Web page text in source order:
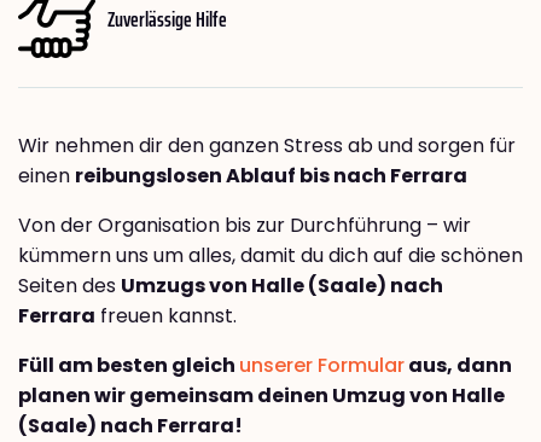
Zuverlässige Hilfe
Wir nehmen dir den ganzen Stress ab und sorgen für
einen reibungslosen Ablauf bis nach Ferrara
Von der Organisation bis zur Durchführung – wir
kümmern uns um alles, damit du dich auf die schönen
Seiten des Umzugs von Halle (Saale) nach
Ferrara freuen kannst.
Füll am besten gleich unserer Formularaus, dann
planen wir gemeinsam deinen Umzug von Halle
(Saale) nach Ferrara!